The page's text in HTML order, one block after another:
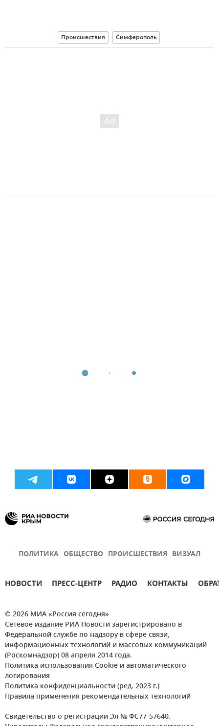
Происшествия Симферополь
ПОЛИТИКА ОБЩЕСТВО ПРОИСШЕСТВИЯ ВИЗУАЛ
НОВОСТИ ПРЕСС-ЦЕНТР РАДИО КОНТАКТЫ
© 2026 МИА «Россия сегодня»
Сетевое издание РИА Новости зарегистрировано в
Федеральной службе по надзору в сфере связи,
информационных технологий и массовых коммуникаций
(Роскомнадзор) 08 апреля 2014 года.
Политика использования Cookie и автоматического
логирования
Политика конфиденциальности (ред. 2023 г.)
Правила применения рекомендательных технологий
Свидетельство о регистрации Эл № ФС77-57640.